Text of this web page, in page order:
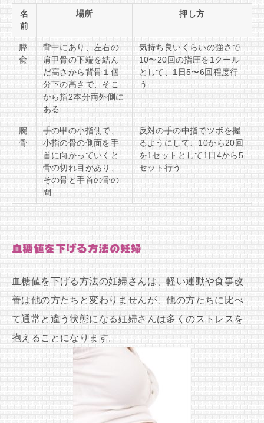
名
前
場所 押し方
膵
兪
背中にあり、左右の
肩甲骨の下端を結ん
だ高さから背骨１個
分下の高さで、そこ
から指2本分両外側に
ある
気持ち良いくらいの強さで
10〜20回の指圧を1クール
として、1日5〜6回程度行
う
腕
骨
手の甲の小指側で、
小指の骨の側面を手
首に向かっていくと
骨の切れ目があり、
その骨と手首の骨の
間
反対の手の中指でツボを握
るようにして、10から20回
を1セットとして1日4から5
セット行う
血糖値を下げる方法の妊婦
血糖値を下げる方法の妊婦さんは、軽い運動や食事改
善は他の方たちと変わりませんが、他の方たちに比べ
て通常と違う状態になる妊婦さんは多くのストレスを
抱えることになります。